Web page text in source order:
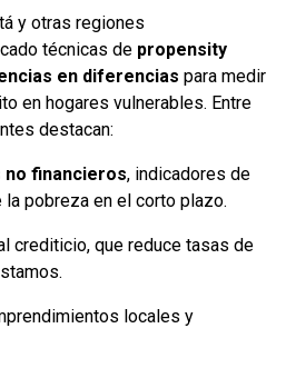
y otras regiones
técnicas de propensity
en diferencias para medir
en hogares vulnerables. Entre
destacan:
financieros, indicadores de
pobreza en el corto plazo.
crediticio, que reduce tasas de
locales y